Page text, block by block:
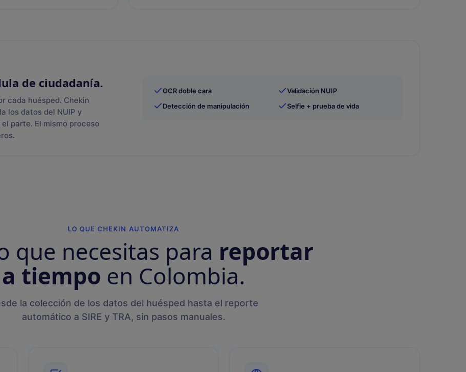
de ciudadanía.
cada huésped. Chekin
los datos del NUIP y
parte. El mismo proceso
OCR doble cara
Validación NUIP
Detección de manipulación
Selfie + prueba de vida
LO QUE CHEKIN AUTOMATIZA
que necesitas para reportar
a tiempo en Colombia.
la colección de los datos del huésped hasta el reporte
automático a SIRE y TRA, sin pasos manuales.